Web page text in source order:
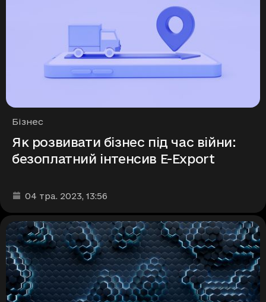
Рубрики
Бізнес
Як розвивати бізнес під час війни:
безоплатний інтенсив E-Export
Дата та час публікації
04 тра. 2023, 13:56